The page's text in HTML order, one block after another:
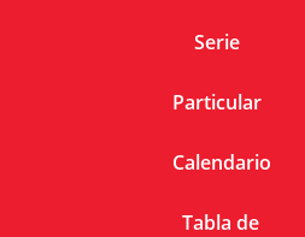
Serie
Particular
Calendario
Tabla de